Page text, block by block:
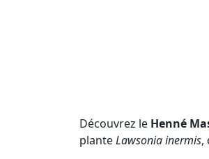
Découvrez le Henné
planteLawsonia inermis,